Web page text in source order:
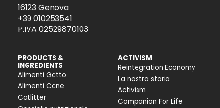
16123 Genova
+39 010253541
P.IVA 02529870103
PRODUCTS &
INGREDIENTS
Alimenti Gatto
Alimenti Cane
Catlitter
ACTIVISM
Reintegration Economy
La nostra storia
Activism
Companion For Life